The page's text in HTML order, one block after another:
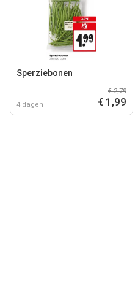
Sperziebonen
4 dagen
€ 2,79
€ 1,99